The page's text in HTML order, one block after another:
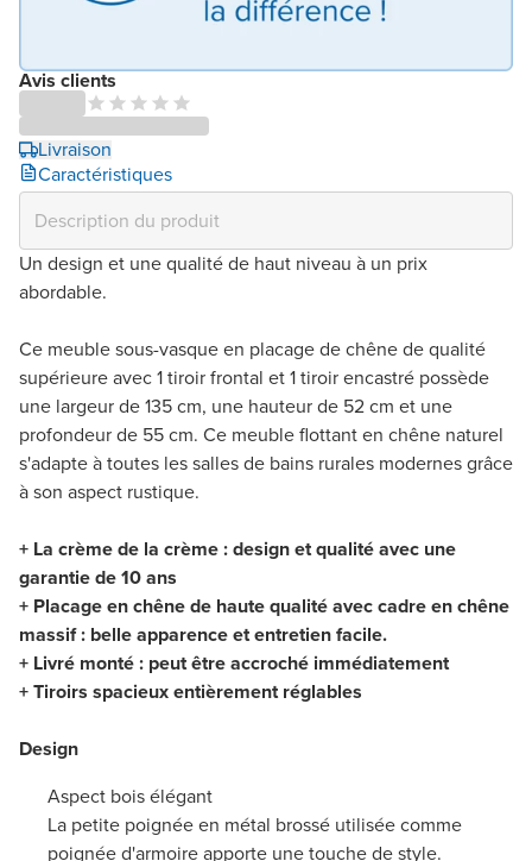
Avis clients
Livraison
Caractéristiques
Un design et une qualité de haut niveau à un prix
abordable.
Ce meuble sous-vasque en placage de chêne de qualité
supérieure avec 1 tiroir frontal et 1 tiroir encastré possède
une largeur de 135 cm, une hauteur de 52 cm et une
profondeur de 55 cm. Ce meuble flottant en chêne naturel
s'adapte à toutes les salles de bains rurales modernes grâce
à son aspect rustique.
+ La crème de la crème : design et qualité avec une
garantie de 10 ans
+ Placage en chêne de haute qualité avec cadre en chêne
massif : belle apparence et entretien facile.
+ Livré monté : peut être accroché immédiatement
+ Tiroirs spacieux entièrement réglables
Design
Aspect bois élégant
La petite poignée en métal brossé utilisée comme
poignée d'armoire apporte une touche de style.